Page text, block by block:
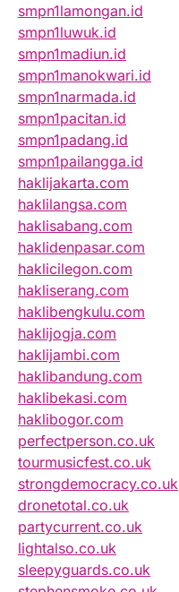
smpn1lamongan.id
smpn1luwuk.id
smpn1madiun.id
smpn1manokwari.id
smpn1narmada.id
smpn1pacitan.id
smpn1padang.id
smpn1pailangga.id
haklijakarta.com
haklilangsa.com
haklisabang.com
haklidenpasar.com
haklicilegon.com
hakliserang.com
haklibengkulu.com
haklijogja.com
haklijambi.com
haklibandung.com
haklibekasi.com
haklibogor.com
perfectperson.co.uk
tourmusicfest.co.uk
strongdemocracy.co.uk
dronetotal.co.uk
partycurrent.co.uk
lightalso.co.uk
sleepyguards.co.uk